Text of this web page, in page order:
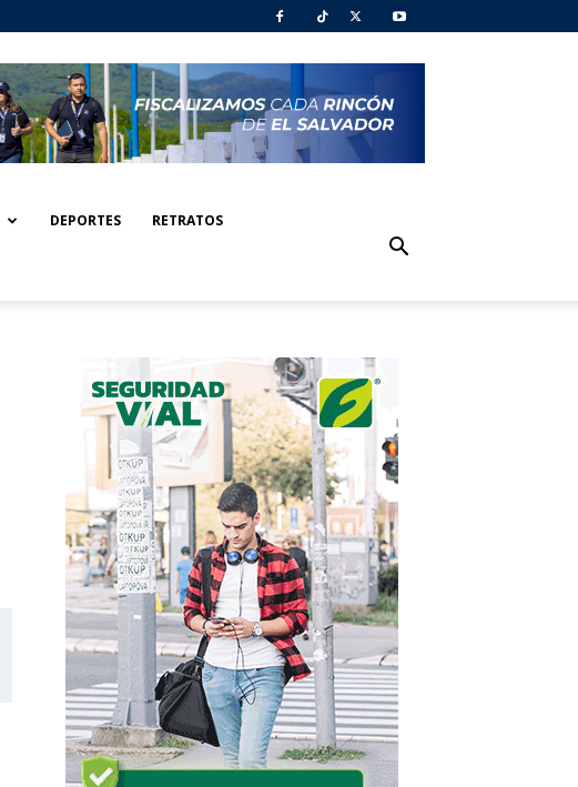
DEPORTES RETRATOS